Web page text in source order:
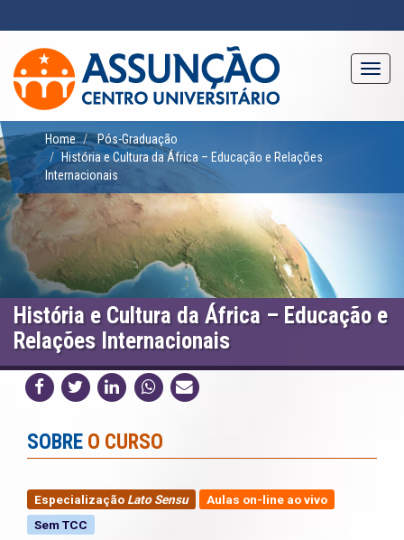
conteúdo
principal
Home
Pós-Graduação
História e Cultura da África – Educação e Relações
Internacionais
História e Cultura da África – Educação e
Relações Internacionais
SOBRE O CURSO
Especialização Lato Sensu
Aulas on-line ao vivo
Sem TCC